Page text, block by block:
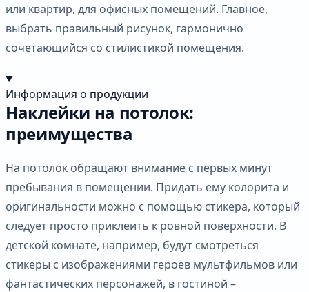
или квартир, для офисных помещений. Главное,
выбрать правильный рисунок, гармонично
сочетающийся со стилистикой помещения.
Информация о продукции
Наклейки на потолок:
преимущества
На потолок обращают внимание с первых минут
пребывания в помещении. Придать ему колорита и
оригинальности можно с помощью стикера, который
следует просто приклеить к ровной поверхности. В
детской комнате, например, будут смотреться
стикеры с изображениями героев мультфильмов или
фантастических персонажей, в гостиной –